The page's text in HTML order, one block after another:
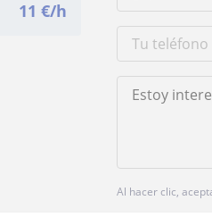
11 €/h
Al hacer clic,